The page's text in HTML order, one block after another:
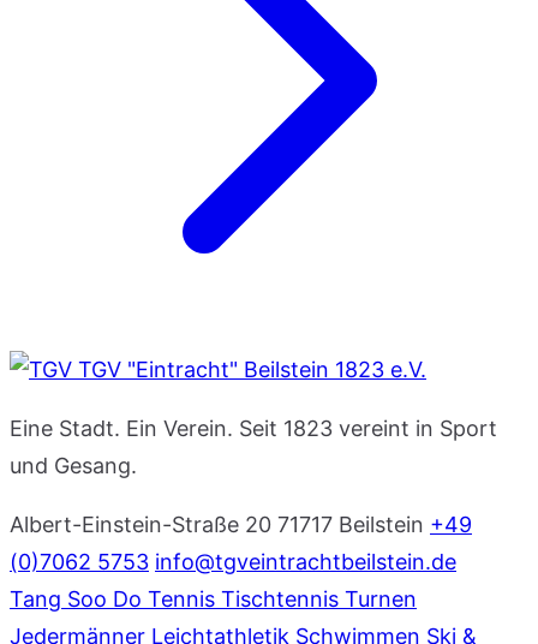
TGV "Eintracht" Beilstein 1823 e.V.
Eine Stadt. Ein Verein. Seit 1823 vereint in Sport
und Gesang.
Albert-Einstein-Straße 20 71717 Beilstein +49
(0)7062 5753 info@tgveintrachtbeilstein.de
Tang Soo Do Tennis Tischtennis Turnen
Jedermänner Leichtathletik Schwimmen Ski &